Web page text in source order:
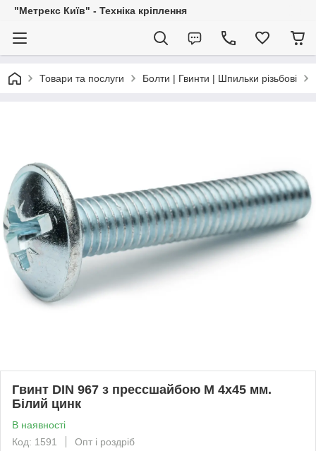
"Метрекс Київ" - Техніка кріплення
Товари та послуги Болти | Гвинти | Шпильки різьбові
Гвинт DIN 967 з прессшайбою М 4х45 мм.
Білий цинк
В наявності
Код: 1591
Опт і роздріб